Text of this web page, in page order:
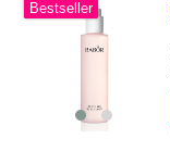
Bestseller